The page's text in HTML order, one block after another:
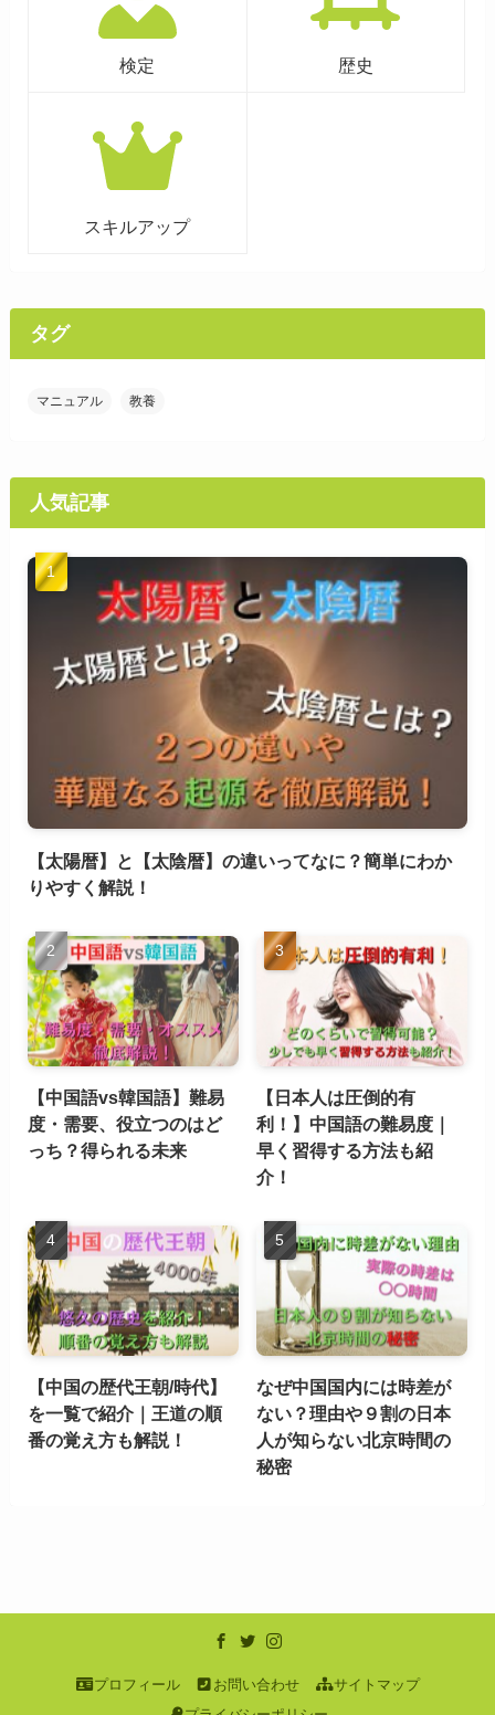
検定 歴史
スキルアップ
タグ
マニュアル 教養
人気記事
【太陽暦】と【太陰暦】の違いってなに？簡単にわか
りやすく解説！
【中国語vs韓国語】難易
度・需要、役立つのはど
っち？得られる未来
【日本人は圧倒的有
利！】中国語の難易度｜
早く習得する方法も紹
介！
【中国の歴代王朝/時代】
を一覧で紹介｜王道の順
番の覚え方も解説！
なぜ中国国内には時差が
ない？理由や９割の日本
人が知らない北京時間の
秘密
プロフィール お問い合わせ
サイトマップ